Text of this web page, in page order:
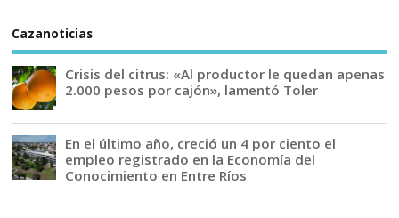
Cazanoticias
Crisis del citrus: «Al productor le quedan apenas
2.000 pesos por cajón», lamentó Toler
En el último año, creció un 4 por ciento el
empleo registrado en la Economía del
Conocimiento en Entre Ríos